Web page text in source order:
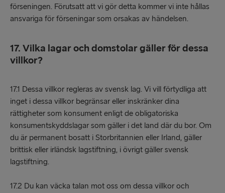
förseningen. Förutsatt att vi gör detta kommer vi inte hållas
ansvariga för förseningar som orsakas av händelsen.
17. Vilka lagar och domstolar gäller för dessa
villkor?
17.1 Dessa villkor regleras av svensk lag. Vi vill förtydliga att
inget i dessa villkor begränsar eller inskränker dina
rättigheter som konsument enligt de obligatoriska
konsumentskyddslagar som gäller i det land där du bor. Om
du är permanent bosatt i Storbritannien eller Irland, gäller
brittisk eller irländsk lagstiftning, i övrigt gäller svensk
lagstiftning.
17.2 Du kan väcka talan mot oss om dessa villkor och